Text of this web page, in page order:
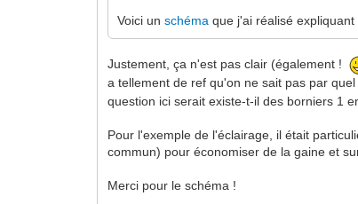
Voici unschéma que j'ai réalisé
Justement, ça n'est pas clair (également !
a tellement de ref qu'on ne sait pas par
question ici serait existe-t-il des borniers 1
Pour l'exemple de l'éclairage, il était
commun) pour économiser de la gaine et
Merci pour le schéma !